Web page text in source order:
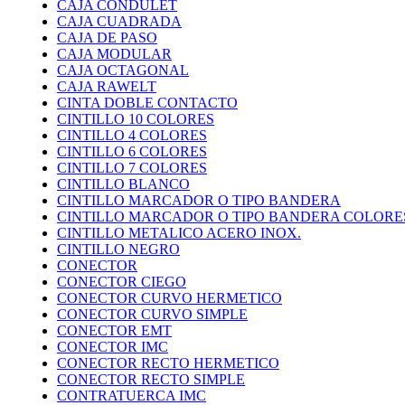
CAJA CONDULET
CAJA CUADRADA
CAJA DE PASO
CAJA MODULAR
CAJA OCTAGONAL
CAJA RAWELT
CINTA DOBLE CONTACTO
CINTILLO 10 COLORES
CINTILLO 4 COLORES
CINTILLO 6 COLORES
CINTILLO 7 COLORES
CINTILLO BLANCO
CINTILLO MARCADOR O TIPO BANDERA
CINTILLO MARCADOR O TIPO BANDERA
CINTILLO METALICO ACERO INOX.
CINTILLO NEGRO
CONECTOR
CONECTOR CIEGO
CONECTOR CURVO HERMETICO
CONECTOR CURVO SIMPLE
CONECTOR EMT
CONECTOR IMC
CONECTOR RECTO HERMETICO
CONECTOR RECTO SIMPLE
CONTRATUERCA IMC